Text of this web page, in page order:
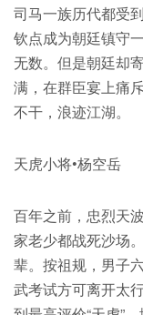
司马一族历代都受
钦点成为朝廷镇守
无数。但是朝廷却
满，在群臣宴上痛
不干，浪迹江湖。
天虎小将•杨空岳
百年之前，忠烈天
家老少都战死沙场
辈。按祖规，男子
武考试方可离开太